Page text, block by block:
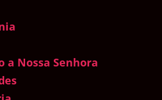
a Nossa Senhora